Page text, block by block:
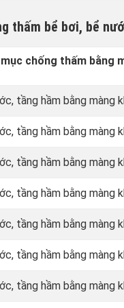
thấm bể bơi, bể
chống thấm bằng
tầng hầm bằng màng
tầng hầm bằng màng
tầng hầm bằng màng
tầng hầm bằng màng
tầng hầm bằng
tầng hầm bằng
tầng hầm bằng màng